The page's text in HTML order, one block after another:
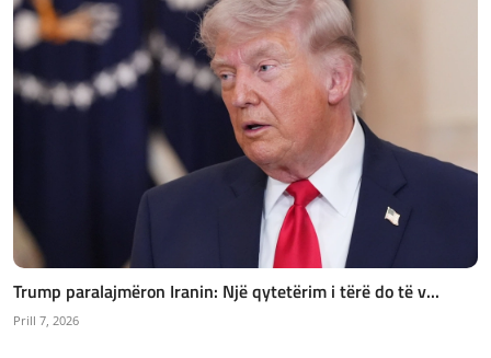
Trump paralajmëron Iranin: Një qytetërim i tërë do të v...
Prill 7, 2026